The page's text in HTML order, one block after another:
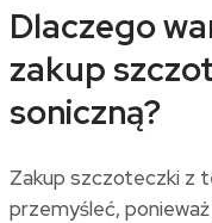
Dlaczego
zakup
soniczną?
Zakup szczoteczki z
przemyśleć,